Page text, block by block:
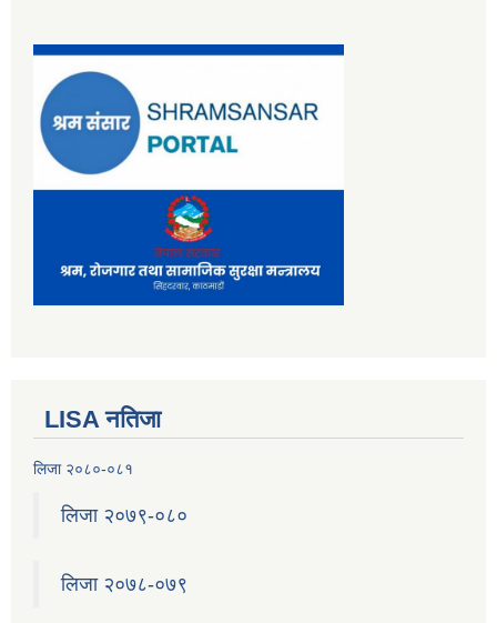
LISA नतिजा
लिजा २०८०-०८१
लिजा २०७९-०८०
लिजा २०७८-०७९